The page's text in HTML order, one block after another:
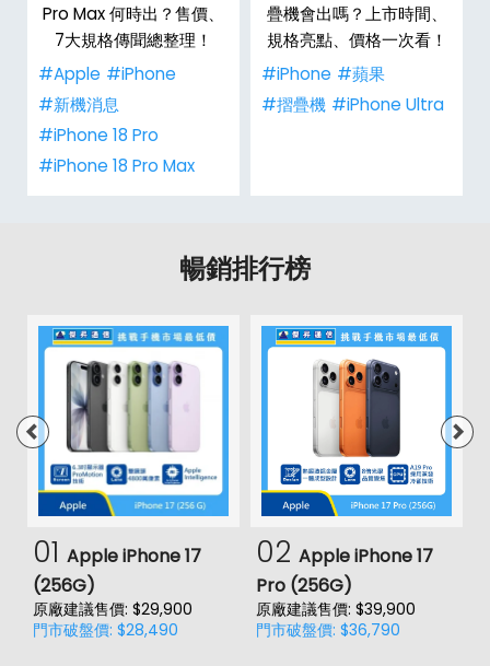
Pro Max 何時出？售價、
7大規格傳聞總整理！
#Apple #iPhone
#新機消息
#iPhone 18 Pro
#iPhone 18 Pro Max
疊機會出嗎？上市時間、
規格亮點、價格一次看！
#iPhone #蘋果
#摺疊機 #iPhone Ultra
暢銷排行榜
01 Apple iPhone 17
(256G)
原廠建議售價: $29,900
門市破盤價: $28,490
02 Apple iPhone 17
Pro (256G)
原廠建議售價: $39,900
門市破盤價: $36,790